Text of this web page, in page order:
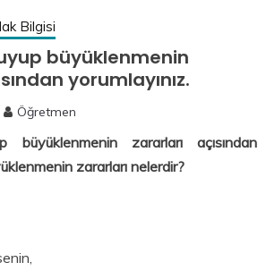
Bilgisi
büyüklenmenin
yorumlayınız.
Öğretmen
büyüklenmenin zararları açısından
zararları nelerdir?